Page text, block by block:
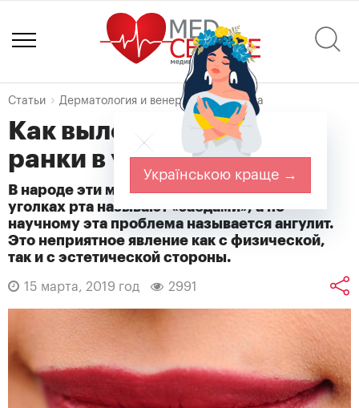
Статьи Дерматология и венерология Заеда
Как вылечить «заеды» –
ранки в уголках рта
В народе эти маленькие ранки-полосочки в
уголках рта называют «заедами», а по-
научному эта проблема называется ангулит.
Это неприятное явление как с физической,
так и с эстетической стороны.
15 марта, 2019 год 2991
Українською краще →